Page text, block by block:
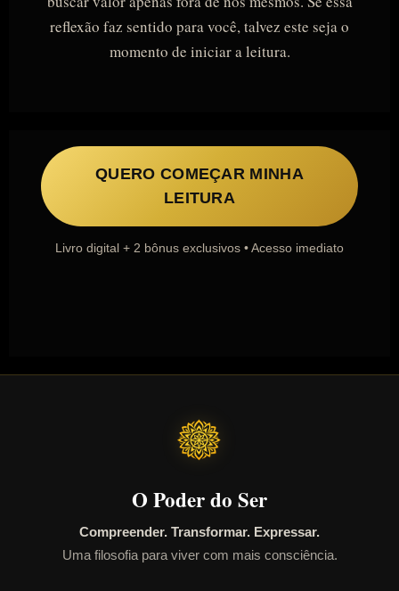
reflexão faz sentido para você, talvez este seja o
momento de iniciar a leitura.
QUERO COMEÇAR MINHA
LEITURA
Livro digital + 2 bônus exclusivos • Acesso imediato
O Poder do Ser
Compreender. Transformar. Expressar.
Uma filosofia para viver com mais consciência.